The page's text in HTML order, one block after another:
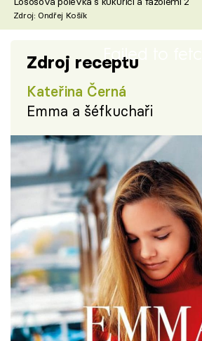
Zdroj: Ondřej Košík
Failed to fetch
Zdroj receptu
Kateřina Černá
Emma a šéfkuchaři